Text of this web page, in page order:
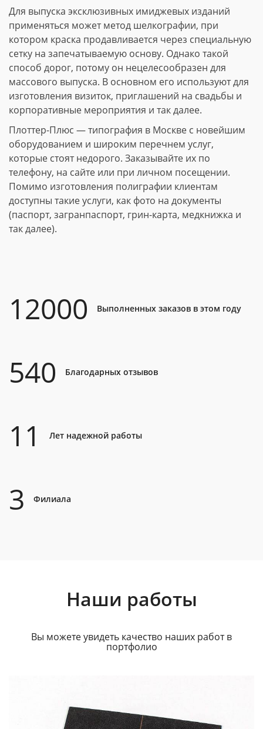
Для выпуска эксклюзивных имиджевых изданий
применяться может метод шелкографии, при
котором краска продавливается через специальную
сетку на запечатываемую основу. Однако такой
способ дорог, потому он нецелесообразен для
массового выпуска. В основном его используют для
изготовления визиток, приглашений на свадьбы и
корпоративные мероприятия и так далее.
Плоттер-Плюс — типография в Москве с новейшим
оборудованием и широким перечнем услуг,
которые стоят недорого. Заказывайте их по
телефону, на сайте или при личном посещении.
Помимо изготовления полиграфии клиентам
доступны такие услуги, как фото на документы
(паспорт, загранпаспорт, грин-карта, медкнижка и
так далее).
12000 Выполненных заказов в этом году
540 Благодарных отзывов
11 Лет надежной работы
3 Филиала
Наши работы
Вы можете увидеть качество наших работ в
портфолио